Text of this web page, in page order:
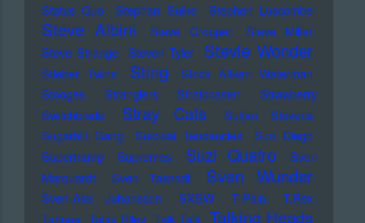
Status Quo
Stephan Sulke Stephen Luscombe
Steve Albini Steve Cropper
Steve Miller
Steve Strange Steven Tyler Stevie Wonder
Stieber Twins Sting
Stock Aitken Waterman
Stooges
Stranglers Stratocaster
Strawberry
Switchblade
Stray Cats
Sufjan Stevens
Sugarhill Gang
Suicidal Tendencies
Sun Diego
Supertramp
Supremes Suzi Quatro
Sven
Marquardt
Sven Tasnadi Sven Wunder
Sven-Ake Johansson SXSW T-Pain
T.Rex
Tahnee Talay Riley Talk Talk Talking Heads